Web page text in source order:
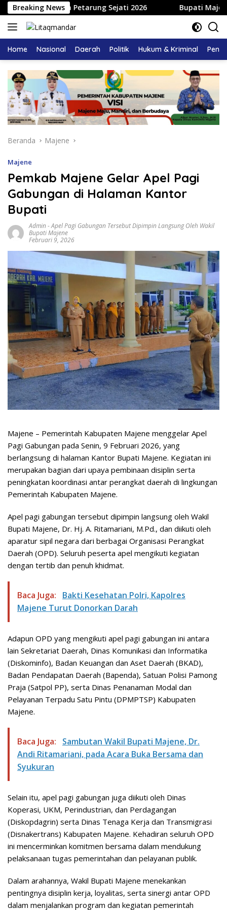
Langsung
ke
konten
Breaking News
Segitiga Petarung Sejati 2026 Bupati Majene
Home Nasional Daerah Politik Hukum & Kriminal
Beranda Majene
Majene
Pemkab Majene Gelar Apel Pagi
Gabungan di Halaman Kantor
Bupati
Admin-Apel Pagi Gabungan Tersebut Dipimpin Langsung Oleh Wakil
Bupati Majene
Februari 9, 2026
Majene – Pemerintah Kabupaten Majene menggelar Apel
Pagi Gabungan pada Senin, 9 Februari 2026, yang
berlangsung di halaman Kantor Bupati Majene. Kegiatan ini
merupakan bagian dari upaya pembinaan disiplin serta
peningkatan koordinasi antar perangkat daerah di lingkungan
Pemerintah Kabupaten Majene.
Apel pagi gabungan tersebut dipimpin langsung oleh Wakil
Bupati Majene, Dr. Hj. A. Ritamariani, M.Pd., dan diikuti oleh
aparatur sipil negara dari berbagai Organisasi Perangkat
Daerah (OPD). Seluruh peserta apel mengikuti kegiatan
dengan tertib dan penuh khidmat.
Baca Juga:
Bakti Kesehatan Polri, Kapolres
Majene Turut Donorkan Darah
Adapun OPD yang mengikuti apel pagi gabungan ini antara
lain Sekretariat Daerah, Dinas Komunikasi dan Informatika
(Diskominfo), Badan Keuangan dan Aset Daerah (BKAD),
Badan Pendapatan Daerah (Bapenda), Satuan Polisi Pamong
Praja (Satpol PP), serta Dinas Penanaman Modal dan
Pelayanan Terpadu Satu Pintu (DPMPTSP) Kabupaten
Majene.
Baca Juga:
Sambutan Wakil Bupati Majene, Dr.
Andi Ritamariani, pada Acara Buka Bersama dan
Syukuran
Selain itu, apel pagi gabungan juga diikuti oleh Dinas
Koperasi, UKM, Perindustrian, dan Perdagangan
(Diskopdagrin) serta Dinas Tenaga Kerja dan Transmigrasi
(Disnakertrans) Kabupaten Majene. Kehadiran seluruh OPD
ini mencerminkan komitmen bersama dalam mendukung
pelaksanaan tugas pemerintahan dan pelayanan publik.
Dalam arahannya, Wakil Bupati Majene menekankan
pentingnya disiplin kerja, loyalitas, serta sinergi antar OPD
dalam menjalankan program dan kegiatan pemerintah